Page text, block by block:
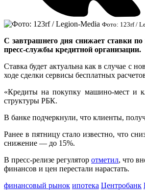
Фото: 123rf /
С завтрашнего дня снижает ставки
пресс-службы кредитной организации.
Ставка будет актуальна как в случае с
ходе сделки сервисы бесплатных
«Кредиты на покупку машино-мест и
структуры РБК.
В банке подчеркнули, что клиенты,
Ранее в пятницу стало известно, что
снижение — до 15%.
В пресс-релизе регуляторотметил, что
финансов и цен перестали нарастать.
финансовый рынок ипотека Центробанк